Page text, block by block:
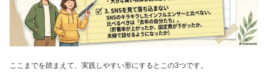
ここまでを踏まえて、実践しやすい形にするとこの3つです。